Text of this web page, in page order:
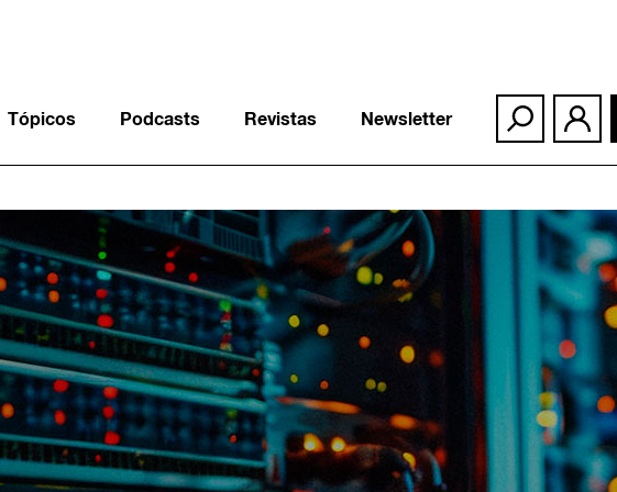
Tópicos Podcasts Revistas Newsletter